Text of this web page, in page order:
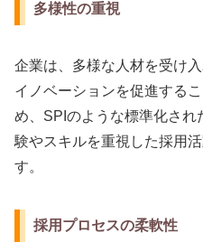
多様性の重視
企業は、多様な人材を受け
イノベーションを促進する
め、SPIのような標準化され
験やスキルを重視した採用
す。
採用プロセスの柔軟性